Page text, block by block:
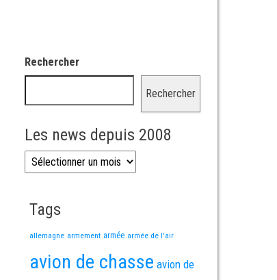
Rechercher
Rechercher
Les news depuis 2008
Les news depuis 2008
Tags
allemagne armement armée armée de l'air
avion de chasse avion de